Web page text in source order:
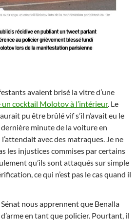
avaient brisé la vitre d’une
un cocktail Molotov à l’intérieur. Le
pu être brûlé vif s’il n’avait eu le
minute de la voiture en
avec des matraques. Je ne
les injustices commises par certains
qu’ils sont attaqués sur simple
ce qui n’est pas le cas quand il
nous apprennent que Benalla
en tant que policier. Pourtant, il